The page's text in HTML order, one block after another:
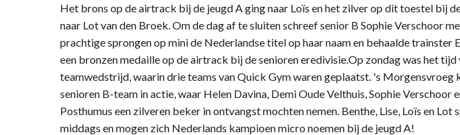
Het brons op de airtrack bij de jeugd A ging naar Loïs en het zilver op dit toestel bij
naar Lot van den Broek. Om de dag af te sluiten schreef senior B Sophie Verschoor
prachtige sprongen op mini de Nederlandse titel op haar naam en behaalde trainster
een bronzen medaille op de airtrack bij de senioren eredivisie.Op zondag was het tijd
teamwedstrijd, waarin drie teams van Quick Gym waren geplaatst. 's Morgensvroeg
senioren B-team in actie, waar Helen Davina, Demi Oude Velthuis, Sophie Verschoor
Posthumus een zilveren beker in ontvangst mochten nemen. Benthe, Lise, Loïs en Lot
middags en mogen zich Nederlands kampioen micro noemen bij de jeugd A!